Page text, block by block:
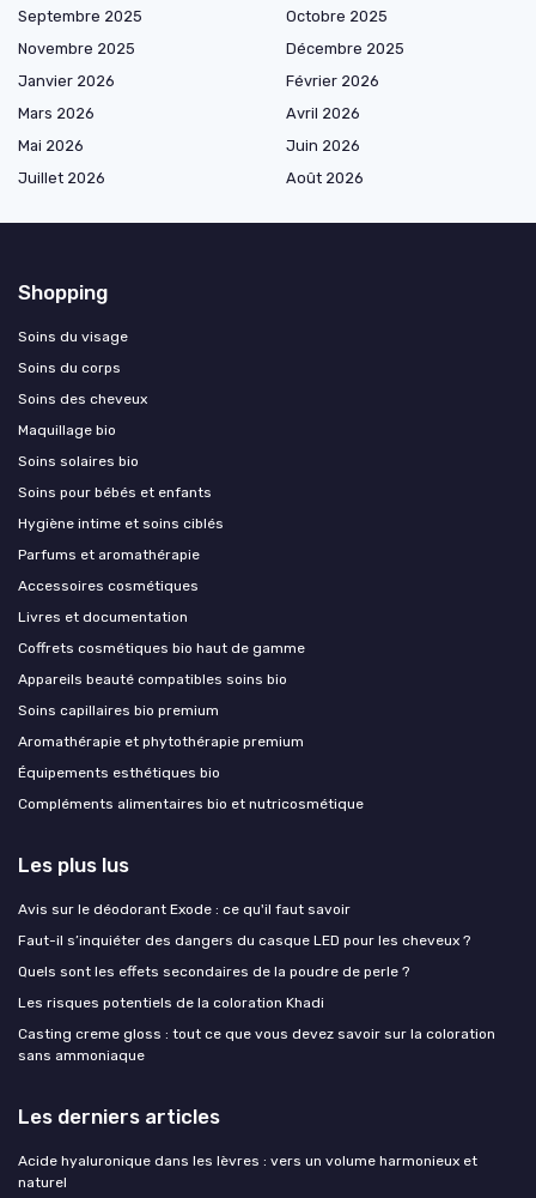
Septembre 2025
Octobre 2025
Novembre 2025
Décembre 2025
Janvier 2026
Février 2026
Mars 2026
Avril 2026
Mai 2026
Juin 2026
Juillet 2026
Août 2026
Shopping
Soins du visage
Soins du corps
Soins des cheveux
Maquillage bio
Soins solaires bio
Soins pour bébés et enfants
Hygiène intime et soins ciblés
Parfums et aromathérapie
Accessoires cosmétiques
Livres et documentation
Coffrets cosmétiques bio haut de gamme
Appareils beauté compatibles soins bio
Soins capillaires bio premium
Aromathérapie et phytothérapie premium
Équipements esthétiques bio
Compléments alimentaires bio et nutricosmétique
Les plus lus
Avis sur le déodorant Exode : ce qu'il faut savoir
Faut-il s’inquiéter des dangers du casque LED pour les cheveux ?
Quels sont les effets secondaires de la poudre de perle ?
Les risques potentiels de la coloration Khadi
Casting creme gloss : tout ce que vous devez savoir sur la coloration
sans ammoniaque
Les derniers articles
Acide hyaluronique dans les lèvres : vers un volume harmonieux et
naturel